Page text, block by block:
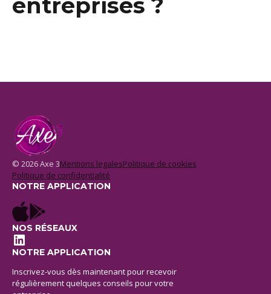
entreprises ?
© 2026 Axe 3Mentions legalesPolitique de cookies
Politique de confidentialité
NOTRE APPLICATION
NOS RÉSEAUX
LinkedIn
NOTRE APPLICATION
Inscrivez-vous dès maintenant pour recevoir
régulièrement quelques conseils pour votre